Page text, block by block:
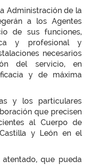
Administración de la
a los Agentes
de sus funciones,
y profesional y
necesarios
del servicio, en
y de máxima
y los particulares
que precisen
al Cuerpo de
y León en el
que pueda